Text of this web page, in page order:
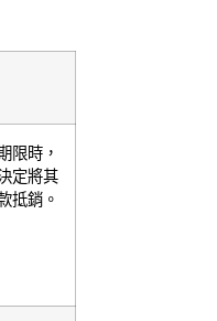
限時，
定將其
抵銷。